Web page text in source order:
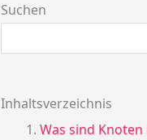
Suchen
Inhaltsverzeichnis
Was sind